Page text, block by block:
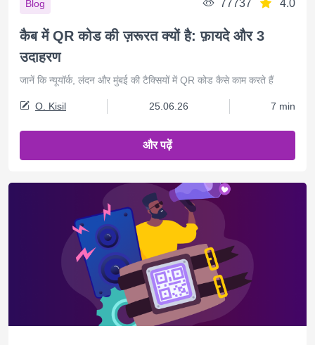
Blog 77737 4.0
कैब में QR कोड की ज़रूरत क्यों है: फ़ायदे और 3
उदाहरण
जानें कि न्यूयॉर्क, लंदन और मुंबई की टैक्सियों में QR कोड कैसे काम करते हैं
O. Kisil 25.06.26 7 min
और पढ़ें